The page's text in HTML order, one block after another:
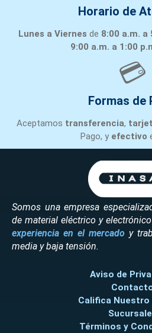
Horario de
Lunes a Viernes de 8:00 a.m. a
9:00 a.m. a 1:00
💳
Formas de
Aceptamos transferencia,
Pago, y efectivo
Somos una empresa
de material eléctrico y
experiencia en el mercado y
media y baja tensión.
Aviso de
Califica Nuestro
Términos y